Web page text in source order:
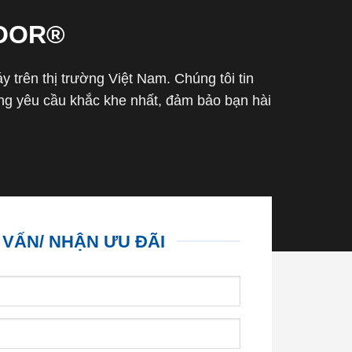
trên thị trường Việt Nam. Chúng tôi tin
yêu cầu khắc khe nhất, đảm bảo bạn hài
NHẬN ƯU ĐÃI